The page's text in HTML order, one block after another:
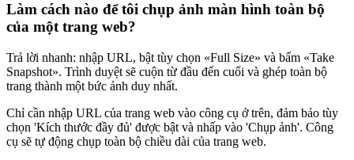
Làm cách nào để tôi chụp ảnh màn hình toàn bộ
của một trang web?
Trả lời nhanh: nhập URL, bật tùy chọn «Full Size» và bấm «Take
Snapshot». Trình duyệt sẽ cuộn từ đầu đến cuối và ghép toàn bộ
trang thành một bức ảnh duy nhất.
Chỉ cần nhập URL của trang web vào công cụ ở trên, đảm bảo tùy
chọn 'Kích thước đầy đủ' được bật và nhấp vào 'Chụp ảnh'. Công
cụ sẽ tự động chụp toàn bộ chiều dài của trang web.